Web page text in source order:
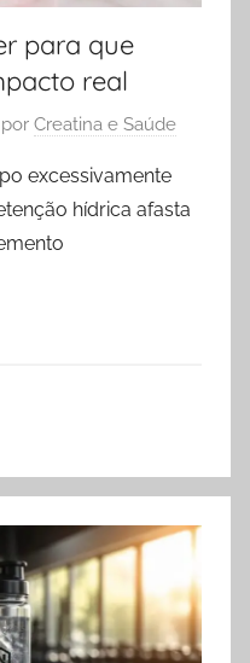
para que
real
por Creatina e Saúde
excessivamente
hídrica afasta